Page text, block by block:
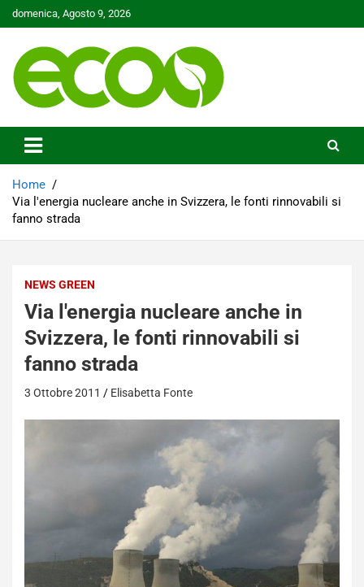
Skip
to
domenica, Agosto 9, 2026
Ecoo.it
Home
Via l'energia nucleare anche in Svizzera, le fonti rinnovabili si
fanno strada
NEWS GREEN
Via l'energia nucleare anche in
Svizzera, le fonti rinnovabili si
fanno strada
3 Ottobre 2011 Elisabetta Fonte